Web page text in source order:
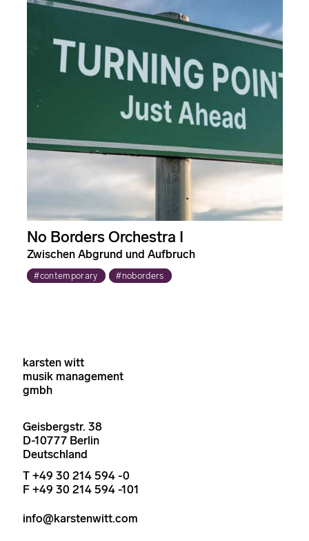
No Borders Orchestra I
Zwischen Abgrund und Aufbruch
#contemporary #noborders
karsten witt
musik management
gmbh
Geisbergstr. 38
D-10777 Berlin
Deutschland
T +49 30 214 594 -0
F +49 30 214 594 -101
info@karstenwitt.com